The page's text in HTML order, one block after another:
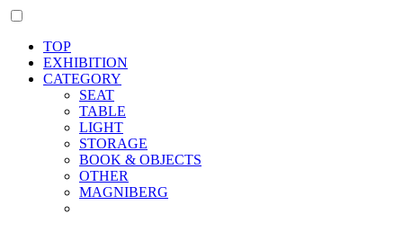
TOP
EXHIBITION
CATEGORY
SEAT
TABLE
LIGHT
STORAGE
BOOK & OBJECTS
OTHER
MAGNIBERG